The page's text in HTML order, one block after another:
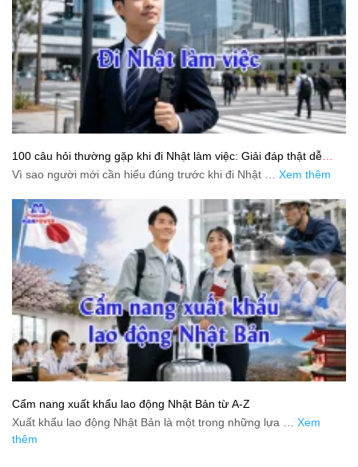
100 câu hỏi thường gặp khi đi Nhật làm việc: Giải đáp thật dễ
hiểu cho người mới bắt đầu
Vì sao người mới cần hiểu đúng trước khi đi Nhật … Xem thêm
Cẩm nang xuất khẩu lao động Nhật Bản từ A-Z
Xuất khẩu lao động Nhật Bản là một trong những lựa … Xem
thêm